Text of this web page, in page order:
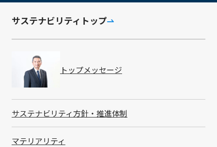
サステナビリティトップ
トップメッセージ
サステナビリティ方針・推進体制
マテリアリティ
現在はToFセンサーに
形なパッケージの商品